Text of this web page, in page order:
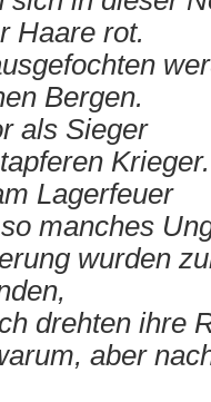
Haare rot.
Bergen.
als Sieger
Krieger.
Lagerfeuer
manches
wurden
drehten ihre
aber